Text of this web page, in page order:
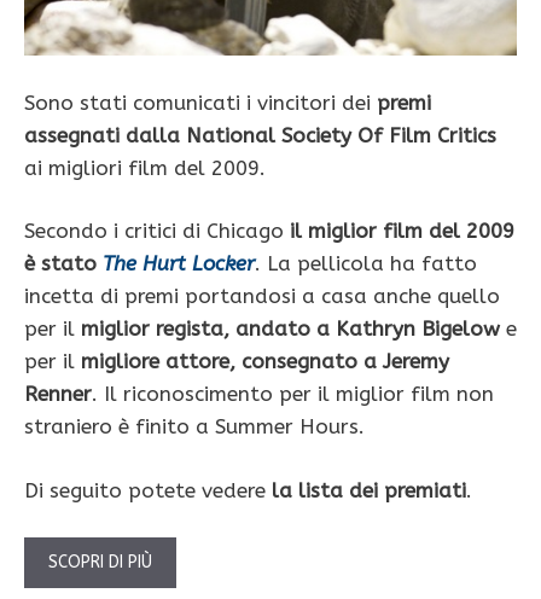
Sono stati comunicati i vincitori dei premi
assegnati dalla National Society Of Film Critics
ai migliori film del 2009.
Secondo i critici di Chicago il miglior film del 2009
è stato The Hurt Locker. La pellicola ha fatto
incetta di premi portandosi a casa anche quello
per il miglior regista, andato a Kathryn Bigelow e
per il migliore attore, consegnato a Jeremy
Renner. Il riconoscimento per il miglior film non
straniero è finito a Summer Hours.
Di seguito potete vedere la lista dei premiati.
SCOPRI DI PIÙ